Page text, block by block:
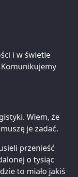
i w świetle
Wiem, że
je zadać.
przenieść
o tysiąc
to miało jakiś